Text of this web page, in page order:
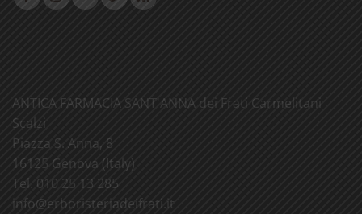
ANTICA FARMACIA SANT'ANNA dei Frati Carmelitani
Scalzi
Piazza S. Anna, 8
16125 Genova (Italy)
Tel. 010 25 13 285
info@erboristeriadeifrati.it